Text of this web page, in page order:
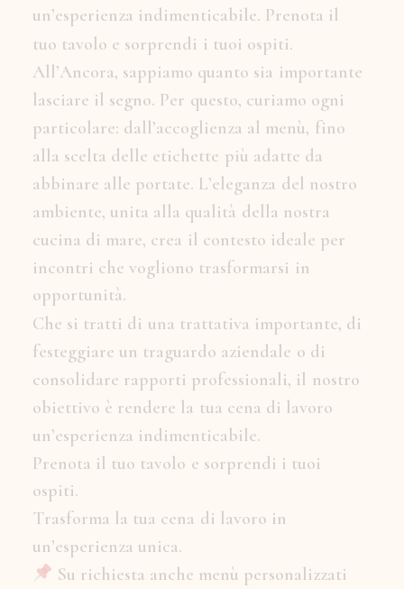
un’esperienza indimenticabile. Prenota il
tuo tavolo e sorprend i i tuoi ospiti.
Al l’Ancora, sappiamo quanto sia importante
lasciare il segno. Per questo, curiamo ogni
particolare: dall’accoglienza al menù, fino
alla scelta delle etichette più adatte da
abbinare alle portate. L’eleganza del nostro
ambiente, unita alla qualità della nostra
cucina di mare, crea il contesto ideale per
incontri che vogliono trasformarsi in
opportunità.
Che si tratti d i una trattativa importante, d i
festeggiare un traguardo aziendale o d i
consol idare rapporti professional i, il nostro
obiettivo è rendere la tua cena d i lavoro
un’esperienza indimenticabile.
Prenota il tuo tavolo e sorprendi i tuoi
ospiti.
Trasforma la tua cena di lavoro in
un’esperienza unica.
Su richiesta anche menù personalizzati